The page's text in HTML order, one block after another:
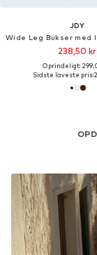
JDY
238,50 kr
Oprindeligt:
Sidste laveste pris: